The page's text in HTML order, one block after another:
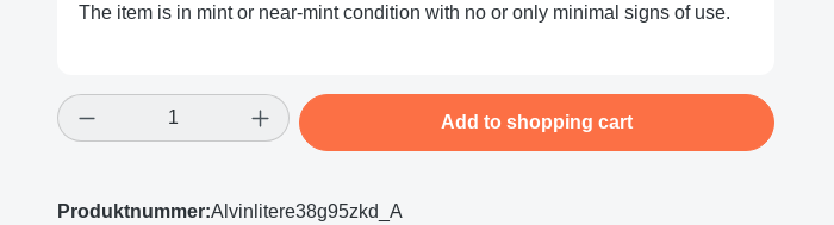
The item is in mint or near-mint condition with no or only minimal signs of use.
Product Quantity: Enter the desired amount or use the
Add to shopping cart
Produktnummer:Alvinlitere38g95zkd_A